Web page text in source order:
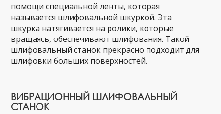
помощи специальной ленты, которая
называется шлифовальной шкуркой. Эта
шкурка натягивается на ролики, которые
вращаясь, обеспечивают шлифования. Такой
шлифовальный станок прекрасно подходит для
шлифовки больших поверхностей.
ВИБРАЦИОННЫЙ ШЛИФОВАЛЬНЫЙ
СТАНОК